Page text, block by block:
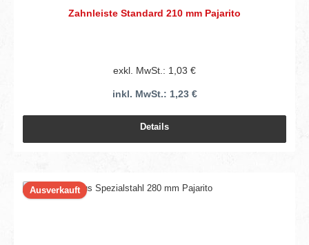
Zahnleiste Standard 210 mm Pajarito
exkl. MwSt.: 1,03 €
inkl. MwSt.: 1,23 €
Details
Ausverkauft